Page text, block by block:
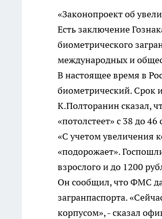
«Законопроект об
Есть заключение
биометрического
международных и
В настоящее время в
биометрический. Срок
К.Полторанин сказал,
«потолстеет» с 38 до 46
«С учетом увеличения
«подорожает».
взрослого и до 1200
Он сообщил, что ФМС
загранпаспорта.
корпусом», - сказал